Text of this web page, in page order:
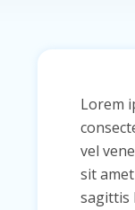
Lorem
vel
sit
sagittis